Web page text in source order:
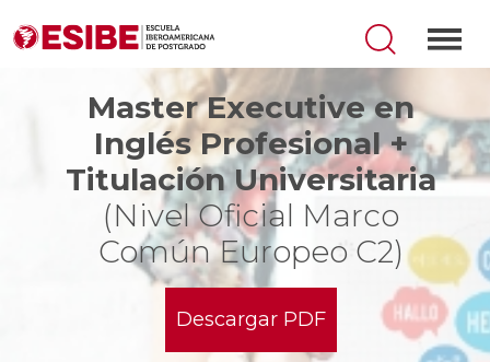
Master Executive en
Inglés Profesional +
Titulación Universitaria
(Nivel Oficial Marco
Común Europeo C2)
Descargar PDF